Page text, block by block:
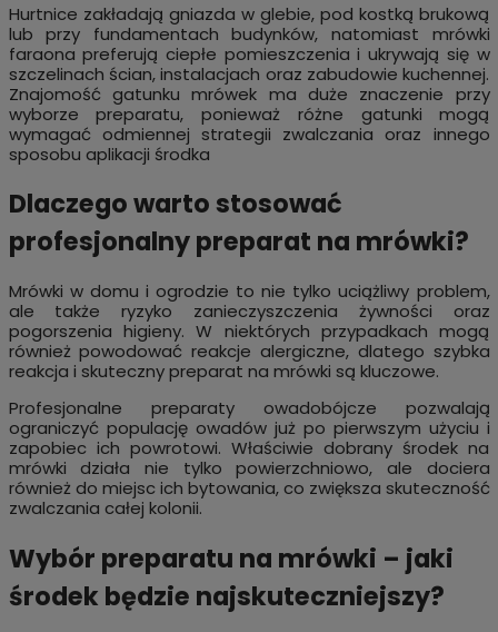
Hurtnice zakładają gniazda w glebie, pod kostką brukową
lub przy fundamentach budynków, natomiast mrówki
faraona preferują ciepłe pomieszczenia i ukrywają się w
szczelinach ścian, instalacjach oraz zabudowie kuchennej.
Znajomość gatunku mrówek ma duże znaczenie przy
wyborze preparatu, ponieważ różne gatunki mogą
wymagać odmiennej strategii zwalczania oraz innego
sposobu aplikacji środka
Dlaczego warto stosować
profesjonalny preparat na mrówki?
Mrówki w domu i ogrodzie to nie tylko uciążliwy problem,
ale także ryzyko zanieczyszczenia żywności oraz
pogorszenia higieny. W niektórych przypadkach mogą
również powodować reakcje alergiczne, dlatego szybka
reakcja i skuteczny preparat na mrówki są kluczowe.
Profesjonalne preparaty owadobójcze pozwalają
ograniczyć populację owadów już po pierwszym użyciu i
zapobiec ich powrotowi. Właściwie dobrany środek na
mrówki działa nie tylko powierzchniowo, ale dociera
również do miejsc ich bytowania, co zwiększa skuteczność
zwalczania całej kolonii.
Wybór preparatu na mrówki – jaki
środek będzie najskuteczniejszy?